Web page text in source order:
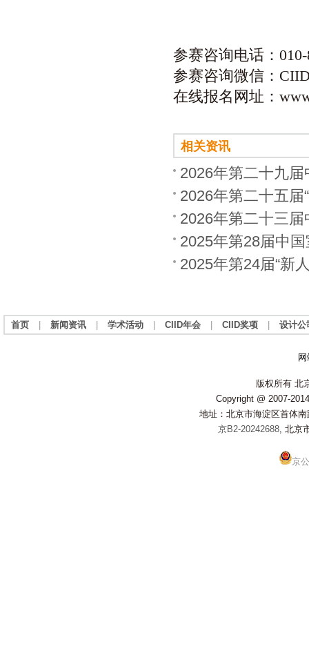
参赛咨询电话：010-
参赛咨询微信：
在线报名网址：
相关资讯
2026年第二十九
2026年第二十五届
2026年第二十三
2025年第28届中
2025年第24届“新
首页 新闻资讯 学术活动 CIID年会 CIID奖项 设计公
版权所有 北
Copyright @ 2007-
地址：北京市海淀区首体
京B2-20242688, 北京
京